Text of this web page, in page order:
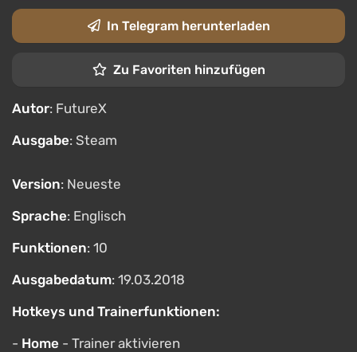
In Telegram herunterladen
Zu Favoriten hinzufügen
Autor: FutureX
Ausgabe: Steam
Version: Neueste
Sprache: Englisch
Funktionen: 10
Ausgabedatum: 19.03.2018
Hotkeys und Trainerfunktionen:
- Home - Trainer aktivieren